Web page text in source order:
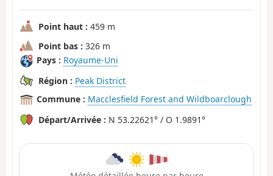
Point haut : 459 m
Point bas : 326 m
Pays : Royaume-Uni
Région : Peak District
Commune : Macclesfield Forest and Wildboarclough
Départ/Arrivée : N 53.22621° / O 1.9891°